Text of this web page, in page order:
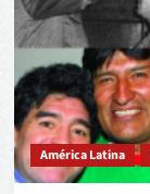
América Latina